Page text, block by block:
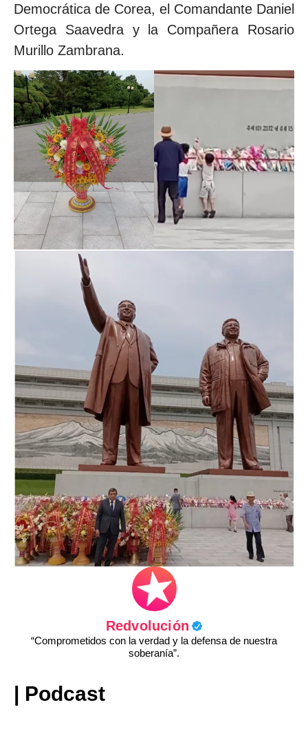
Democrática de Corea, el Comandante Daniel
Ortega Saavedra y la Compañera Rosario
Murillo Zambrana.
Redvolución
“Comprometidos con la verdad y la defensa de nuestra
soberanía”.
| Podcast